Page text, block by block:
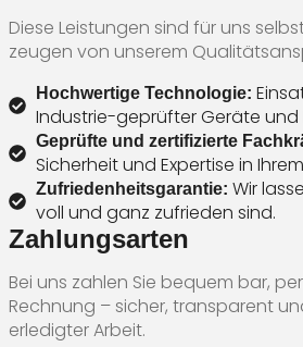
Diese Leistungen sind für uns
zeugen von unserem
Hochwertige Technologie:
Industrie-geprüfter Geräte und
Geprüfte und zertifizierte
Sicherheit und Expertise in
Zufriedenheitsgarantie: Wir
voll und ganz zufrieden sind.
Zahlungsarten
Bei uns zahlen Sie bequem bar,
Rechnung – sicher, transparent
erledigter Arbeit.